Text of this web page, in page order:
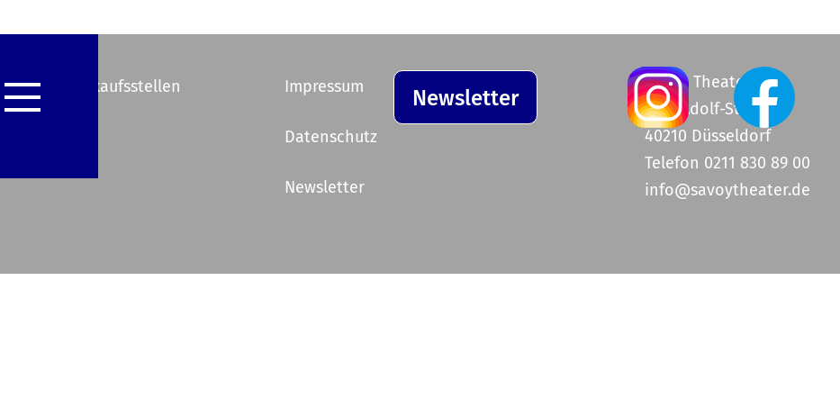
Newsletter
Vorverkaufsstellen Impressum
Datenschutz
Newsletter
Savoy Theater
Graf-Adolf-Straße 47
40210 Düsseldorf
Telefon 0211 830 89 00
info@savoytheater.de